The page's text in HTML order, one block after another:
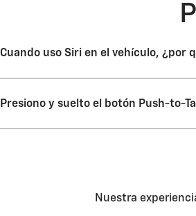
Cuando uso Siri en el vehículo, ¿por
Al usar Siri por Bluetooth, Siri solo
Presiono y suelto el botón Push-to-
Nuestra